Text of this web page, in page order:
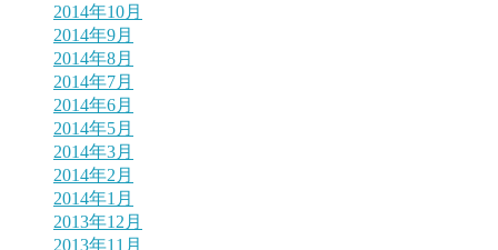
2014年10月
2014年9月
2014年8月
2014年7月
2014年6月
2014年5月
2014年3月
2014年2月
2014年1月
2013年12月
2013年11月